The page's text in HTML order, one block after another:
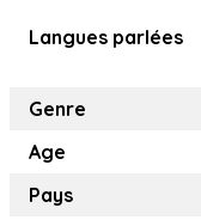
Langues parlées
Genre
Age
Pays